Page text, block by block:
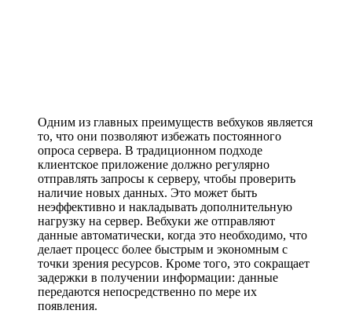
Одним из главных преимуществ вебхуков является
то, что они позволяют избежать постоянного
опроса сервера. В традиционном подходе
клиентское приложение должно регулярно
отправлять запросы к серверу, чтобы проверить
наличие новых данных. Это может быть
неэффективно и накладывать дополнительную
нагрузку на сервер. Вебхуки же отправляют
данные автоматически, когда это необходимо, что
делает процесс более быстрым и экономным с
точки зрения ресурсов. Кроме того, это сокращает
задержки в получении информации: данные
передаются непосредственно по мере их
появления.